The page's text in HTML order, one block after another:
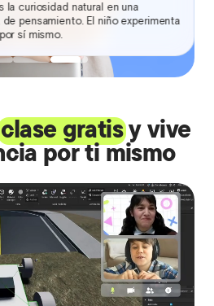
la curiosidad natural en una
de pensamiento. El niño experimenta
sí mismo.
clase gratisy vive
por ti mismo